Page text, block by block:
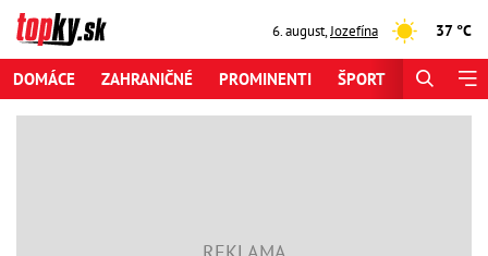
6. august,Jozefína 37 °C
DOMÁCE ZAHRANIČNÉ PROMINENTI ŠPORT